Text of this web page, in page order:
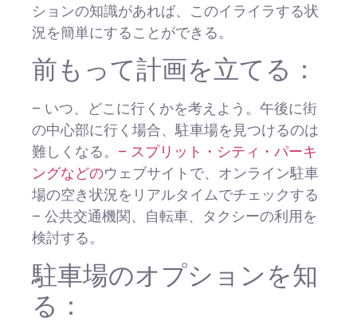
ションの知識があれば、このイライラする状
況を簡単にすることができる。
前もって計画を立てる：
– いつ、どこに行くかを考えよう。午後に街
の中心部に行く場合、駐車場を見つけるのは
難しくなる。 – スプリット・シティ・パーキ
ングなどのウェブサイトで、オンライン駐車
場の空き状況をリアルタイムでチェックする
– 公共交通機関、自転車、タクシーの利用を
検討する。
駐車場のオプションを知
る：